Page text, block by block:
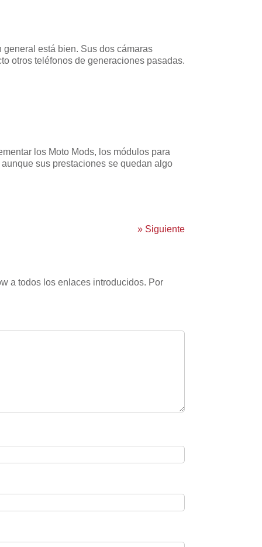
está bien. Sus dos cámaras
otros teléfonos de generaciones pasadas.
los Moto Mods, los módulos para
sus prestaciones se quedan algo
» Siguiente
a todos los enlaces introducidos. Por